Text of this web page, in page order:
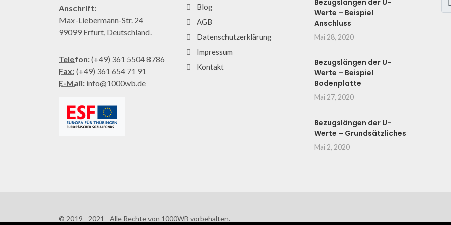
Anschrift:
Max-Liebermann-Str. 24
99099 Erfurt, Deutschland.
Telefon:(+49) 361 5504 8786
Fax:(+49) 361 654 71 91
E-Mail: info@1000wb.de
Blog
AGB
Datenschutzerklärung
Impressum
Kontakt
Bezugslängen der U-
Werte – Beispiel
Anschluss
Mai 28, 2020
Bezugslängen der U-
Werte – Beispiel
Bodenplatte
Mai 27, 2020
Bezugslängen der U-
Werte – Grundsätzliches
Mai 2, 2020
© 2019 - 2021 - Alle Rechte von 1000WB vorbehalten.